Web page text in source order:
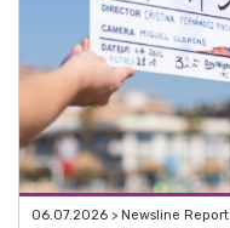
06.07.2026 > Newsline Report